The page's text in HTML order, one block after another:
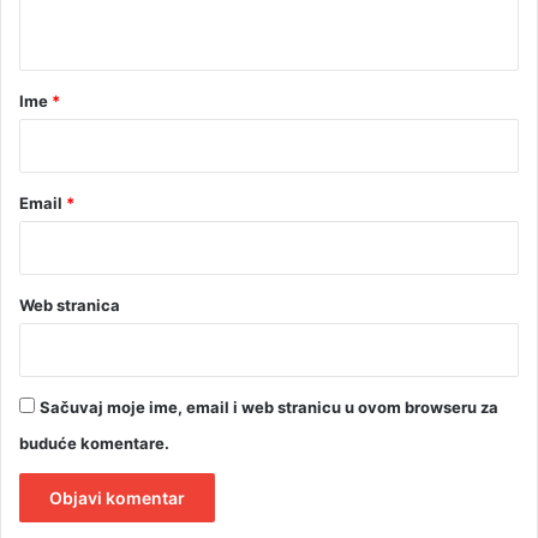
rIme *
Email *
Web stranica
Sačuvaj moje ime, email i web stranicu u ovom browseru za
buduće komentare.